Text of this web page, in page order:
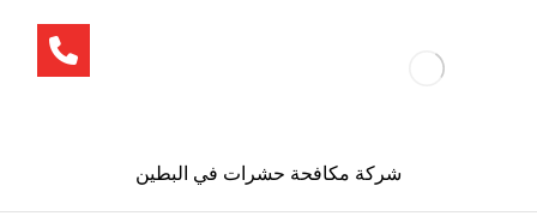
شركة مكافحة حشرات في البطين